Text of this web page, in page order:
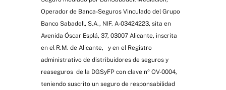
Operador de Banca-Seguros Vinculado del Grupo
Banco Sabadell, S.A., NIF. A-03424223, sita en
Avenida Óscar Esplá, 37, 03007 Alicante, inscrita
en el R.M. de Alicante, y en el Registro
administrativo de distribuidores de seguros y
reaseguros de la DGSyFP con clave nº OV-0004,
teniendo suscrito un seguro de responsabilidad